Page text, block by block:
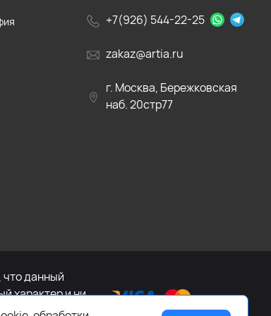
+7(926) 544-22-25
zakaz@artia.ru
г. Москва, Бережковская
наб. 20стр77
данный
характер и ни
Федерации.